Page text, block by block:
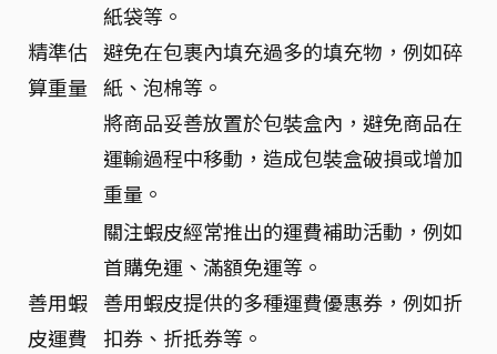
精準估
算重量
紙袋等。
避免在包裹內填充過多的填充物，例如碎
紙、泡棉等。
將商品妥善放置於包裝盒內，避免商品在
運輸過程中移動，造成包裝盒破損或增加
重量。
善用蝦
皮運費
關注蝦皮經常推出的運費補助活動，例如
首購免運、滿額免運等。
善用蝦皮提供的多種運費優惠券，例如折
扣券、折抵券等。